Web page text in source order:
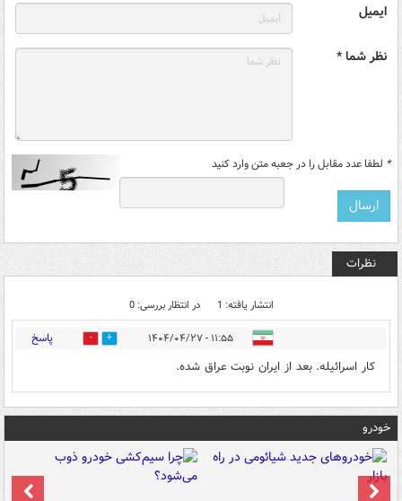
ایمیل
نظر شما *
* لطفا عدد مقابل را در جعبه متن وارد کنید
نظرات
انتشار یافته: 1 در انتظار بررسی: 0
۱۱:۵۵ - ۱۴۰۴/۰۴/۲۷ 0 پاسخ
کار اسرائیله. بعد از ایران نوبت عراق شده.
خودرو